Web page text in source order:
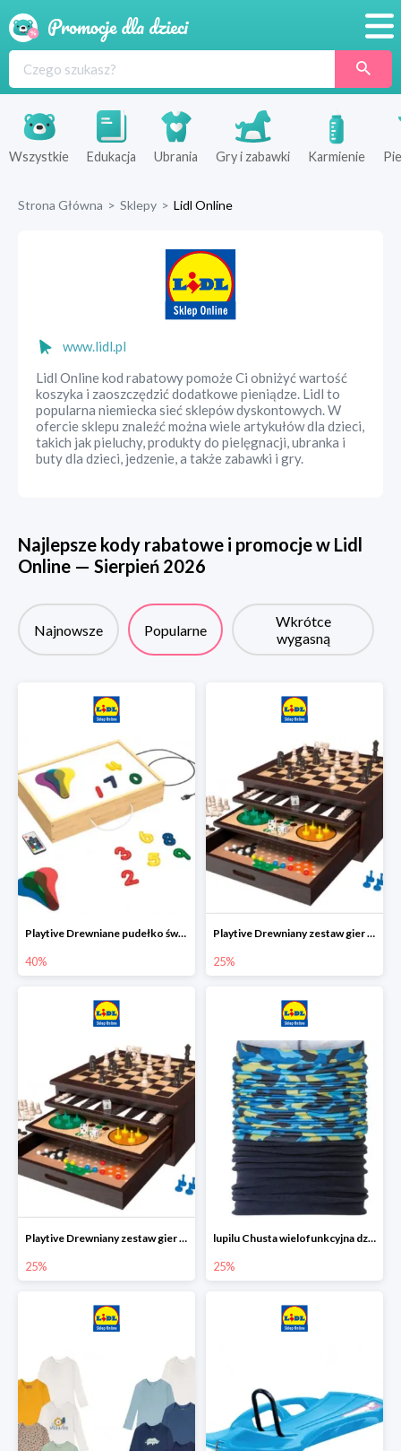
Produkty
Sklepy
Wszystkie Edukacja Ubrania Gry i zabawki Karmienie
Strona Główna > Sklepy > Lidl Online
www.lidl.pl
Lidl Online kod rabatowy pomoże Ci obniżyć wartość
koszyka i zaoszczędzić dodatkowe pieniądze. Lidl to
popularna niemiecka sieć sklepów dyskontowych. W
ofercie sklepu znaleźć można wiele artykułów dla dzieci,
takich jak pieluchy, produkty do pielęgnacji, ubranka i
buty dla dzieci, jedzenie, a także zabawki i gry.
Najlepsze kody rabatowe i promocje w Lidl
Online — Sierpień 2026
Najnowsze Popularne
Wkrótce
wygasną
Playtive Drewniane pudełko świetlne MONTESSORI
40%
Playtive Drewniany zestaw gier 10 w 1
25%
Playtive Drewniany zestaw gier 10 w 1
25%
lupilu Chusta wielofunkcyjna dziecięca
25%